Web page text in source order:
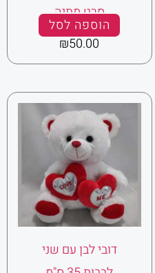
סרט מתנה
הוספה לסל
₪50.00
דובי לבן עם שני